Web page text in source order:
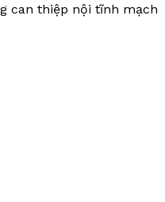
can thiệp nội tĩnh mạch